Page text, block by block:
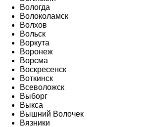
Вологда
Волоколамск
Волхов
Вольск
Воркута
Воронеж
Ворсма
Воскресенск
Воткинск
Всеволожск
Выборг
Выкса
Вышний Волочек
Вязники